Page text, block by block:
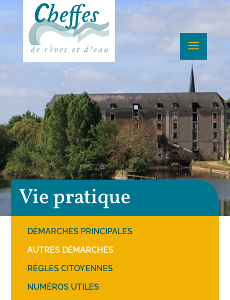
Vie pratique
DÉMARCHES PRINCIPALES
AUTRES DÉMARCHES
RÈGLES CITOYENNES
NUMÉROS UTILES